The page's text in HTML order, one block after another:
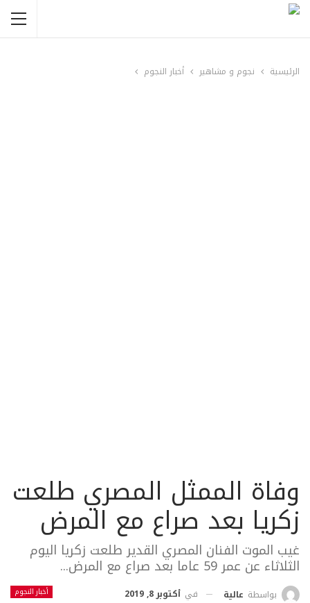
الرئيسية نجوم و مشاهير أخبار النجوم
وفاة الممثل المصري طلعت
زكريا بعد صراع مع المرض
غيب الموت الفنان المصري القدير طلعت زكريا اليوم
الثلاثاء عن عمر 59 عاما بعد صراع مع المرض...
أخبار النجوم بواسطة عالية في أكتوبر 8, 2019